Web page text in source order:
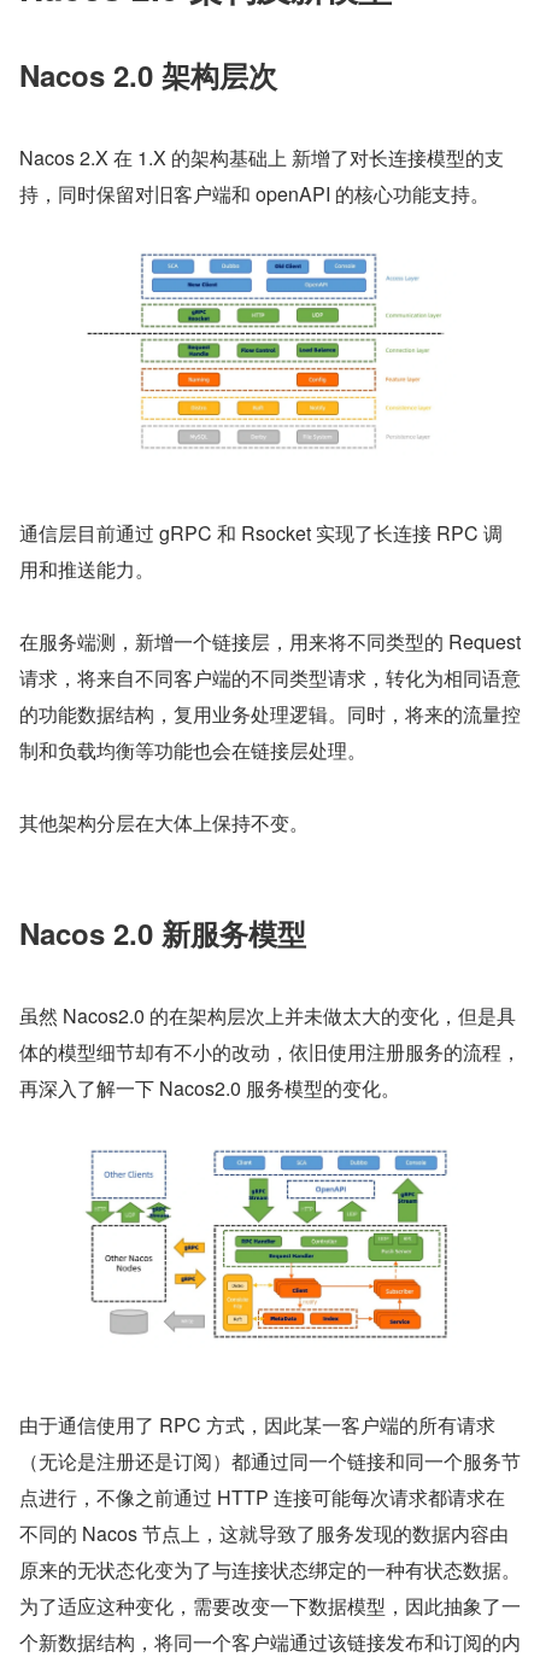
Nacos 2.0 架构层次
Nacos 2.X 在 1.X 的架构基础上 新增了对长连接模型的支
持，同时保留对旧客户端和 openAPI 的核心功能支持。
通信层目前通过 gRPC 和 Rsocket 实现了长连接 RPC 调
用和推送能力。
在服务端测，新增一个链接层，用来将不同类型的 Request
请求，将来自不同客户端的不同类型请求，转化为相同语意
的功能数据结构，复用业务处理逻辑。同时，将来的流量控
制和负载均衡等功能也会在链接层处理。
其他架构分层在大体上保持不变。
Nacos 2.0 新服务模型
虽然 Nacos2.0 的在架构层次上并未做太大的变化，但是具
体的模型细节却有不小的改动，依旧使用注册服务的流程，
再深入了解一下 Nacos2.0 服务模型的变化。
由于通信使用了 RPC 方式，因此某一客户端的所有请求
（无论是注册还是订阅）都通过同一个链接和同一个服务节
点进行，不像之前通过 HTTP 连接可能每次请求都请求在
不同的 Nacos 节点上，这就导致了服务发现的数据内容由
原来的无状态化变为了与连接状态绑定的一种有状态数据。
为了适应这种变化，需要改变一下数据模型，因此抽象了一
个新数据结构，将同一个客户端通过该链接发布和订阅的内